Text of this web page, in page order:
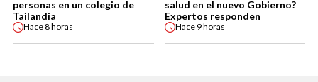
personas en un colegio de
Tailandia
Hace8 horas
salud en el nuevo Gobierno?
Expertos responden
Hace 9 horas